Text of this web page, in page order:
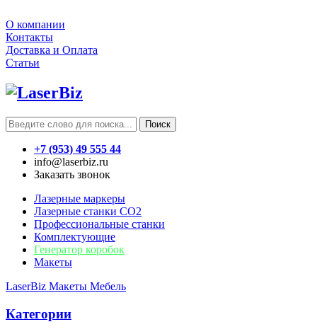
О компании
Контакты
Доставка и Оплата
Статьи
Поиск
+7 (953) 49 555 44
info@laserbiz.ru
Заказать звонок
Лазерные маркеры
Лазерные станки CO2
Профессиональные станки
Комплектующие
Генератор коробок
Макеты
LaserBiz Макеты Мебель
Категории